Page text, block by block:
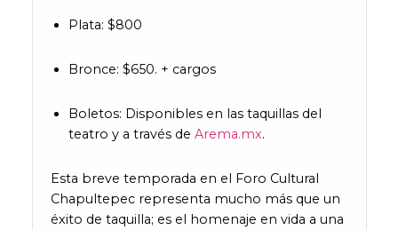
Plata: $800
Bronce: $650. + cargos
Boletos: Disponibles en las taquillas del
teatro y a través de Arema.mx.
Esta breve temporada en el Foro Cultural
Chapultepec representa mucho más que un
éxito de taquilla; es el homenaje en vida a una